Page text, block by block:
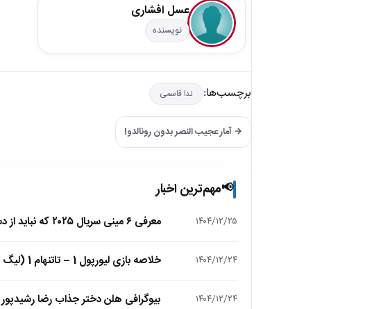
عسل افشاری
نویسنده
برچسب‌ها: ندا قاسمی
→ آمار عجیب النصر بدون رونالدو!
📢مهم‌ترین اخبار
۱۴۰۴/۱۲/۲۵ معرفی ۶ مینی سریال ۲۰۲۵ که نباید از دست بدهید!
۱۴۰۴/۱۲/۲۴ خلاصه بازی لیورپول 1 – تاتنهام 1 (لیگ برتر انگلیس)
۱۴۰۴/۱۲/۲۴ بیوگرافی هلن دختر جذاب رضا